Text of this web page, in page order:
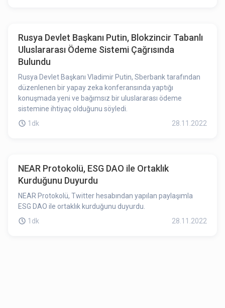
Rusya Devlet Başkanı Putin, Blokzincir Tabanlı
Uluslararası Ödeme Sistemi Çağrısında
Bulundu
Rusya Devlet Başkanı Vladimir Putin, Sberbank tarafından
düzenlenen bir yapay zeka konferansında yaptığı
konuşmada yeni ve bağımsız bir uluslararası ödeme
sistemine ihtiyaç olduğunu söyledi.
1dk
28.11.2022
NEAR Protokolü, ESG DAO ile Ortaklık
Kurduğunu Duyurdu
NEAR Protokolü, Twitter hesabından yapılan paylaşımla
ESG DAO ile ortaklık kurduğunu duyurdu.
1dk
28.11.2022